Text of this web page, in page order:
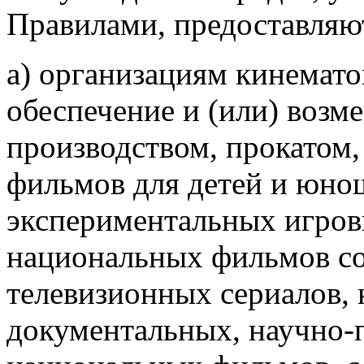
Правилами,
а) организациям
обеспечение и (или)
производством,
фильмов для детей и
экспериментальных
национальных фильмов
телевизионных
документальных,